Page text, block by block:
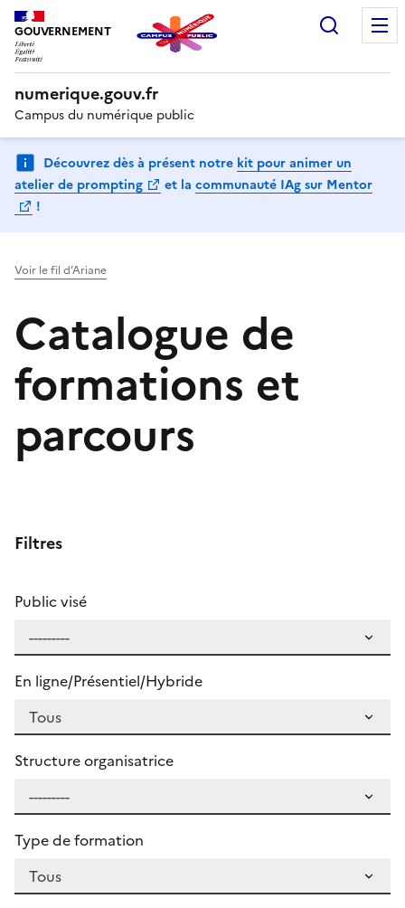
GOUVERNEMENT
numerique.gouv.fr
Campus du numérique public
Découvrez dès à présent notre
(Ouvre une nouvelle fenêtre)
kit pour animer un
atelier de prompting
et la
(Ouvre une nouvelle fenêtre)
communauté IAg sur Mentor
!
Voir le fil d’Ariane
Catalogue de
formations et
parcours
Filtres
Public visé
En ligne/Présentiel/Hybride
Structure organisatrice
Type de formation